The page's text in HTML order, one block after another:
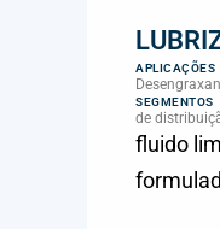
APLICAÇÕES
manutenção
SEGMENTOS
de
Laticínios,
fluido